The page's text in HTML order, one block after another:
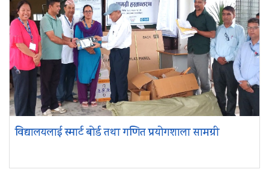
विद्यालयलाई स्मार्ट बोर्ड तथा गणित प्रयोगशाला सामग्री